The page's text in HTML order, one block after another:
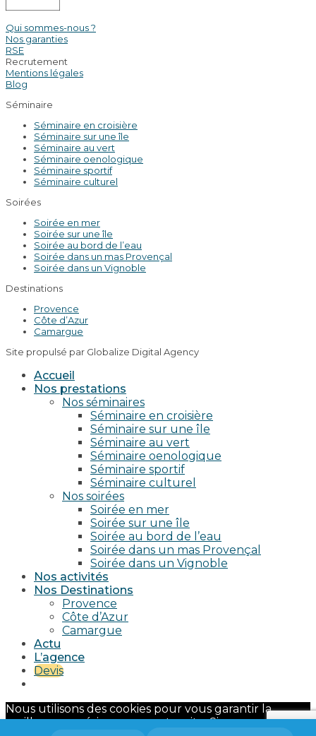
Qui sommes-nous ?
Nos garanties
RSE
Recrutement
Mentions légales
Blog
Séminaire
Séminaire en croisière
Séminaire sur une île
Séminaire au vert
Séminaire oenologique
Séminaire sportif
Séminaire culturel
Soirées
Soirée en mer
Soirée sur une île
Soirée au bord de l’eau
Soirée dans un mas Provençal
Soirée dans un Vignoble
Destinations
Provence
Côte d’Azur
Camargue
Site propulsé par Globalize Digital Agency
Accueil
Nos prestations
Nos séminaires
Séminaire en croisière
Séminaire sur une île
Séminaire au vert
Séminaire oenologique
Séminaire sportif
Séminaire culturel
Nos soirées
Soirée en mer
Soirée sur une île
Soirée au bord de l’eau
Soirée dans un mas Provençal
Soirée dans un Vignoble
Nos activités
Nos Destinations
Provence
Côte d’Azur
Camargue
Actu
L’agence
Devis
Nous utilisons des cookies pour vous garantir la
meilleure expérience sur notre site. Si vous continuez